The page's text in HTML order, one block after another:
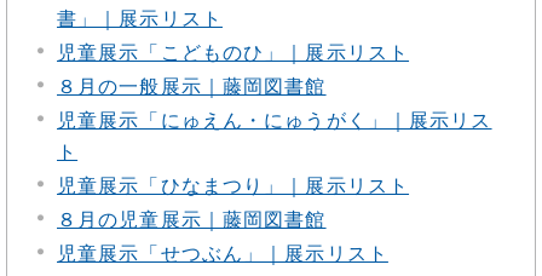
書」｜展示リスト
児童展示「こどものひ」｜展示リスト
８月の一般展示｜藤岡図書館
児童展示「にゅえん・にゅうがく」｜展示リス
ト
児童展示「ひなまつり」｜展示リスト
８月の児童展示｜藤岡図書館
児童展示「せつぶん」｜展示リスト